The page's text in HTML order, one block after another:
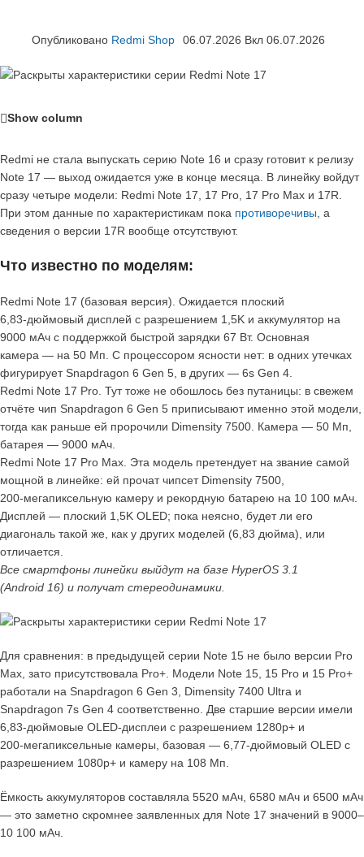
Опубликовано Redmi Shop 06.07.2026 Вкл 06.07.2026
Show column
Redmi не стала выпускать серию Note 16 и сразу готовит к релизу
Note 17 — выход ожидается уже в конце месяца. В линейку войдут
сразу четыре модели: Redmi Note 17, 17 Pro, 17 Pro Max и 17R.
При этом данные по характеристикам пока противоречивы , а
сведения о версии 17R вообще отсутствуют.
Что известно по моделям:
Redmi Note 17 (базовая версия). Ожидается плоский
6,83‑дюймовый дисплей с разрешением 1,5K и аккумулятор на
9000 мАч с поддержкой быстрой зарядки 67 Вт. Основная
камера — на 50 Мп. С процессором ясности нет: в одних утечках
фигурирует Snapdragon 6 Gen 5, в других — 6s Gen 4.
Redmi Note 17 Pro. Тут тоже не обошлось без путаницы: в свежем
отчёте чип Snapdragon 6 Gen 5 приписывают именно этой модели,
тогда как раньше ей пророчили Dimensity 7500. Камера — 50 Мп,
батарея — 9000 мАч.
Redmi Note 17 Pro Max. Эта модель претендует на звание самой
мощной в линейке: ей прочат чипсет Dimensity 7500,
200‑мегапиксельную камеру и рекордную батарею на 10 100 мАч.
Дисплей — плоский 1,5K OLED; пока неясно, будет ли его
диагональ такой же, как у других моделей (6,83 дюйма), или
отличается.
Все смартфоны линейки выйдут на базе HyperOS 3.1
(Android 16) и получат стереодинамики.
Для сравнения: в предыдущей серии Note 15 не было версии Pro
Max, зато присутствовала Pro+. Модели Note 15, 15 Pro и 15 Pro+
работали на Snapdragon 6 Gen 3, Dimensity 7400 Ultra и
Snapdragon 7s Gen 4 соответственно. Две старшие версии имели
6,83‑дюймовые OLED‑дисплеи с разрешением 1280p+ и
200‑мегапиксельные камеры, базовая — 6,77‑дюймовый OLED с
разрешением 1080p+ и камеру на 108 Мп.
Ёмкость аккумуляторов составляла 5520 мАч, 6580 мАч и 6500 мАч
— это заметно скромнее заявленных для Note 17 значений в 9000–
10 100 мАч.